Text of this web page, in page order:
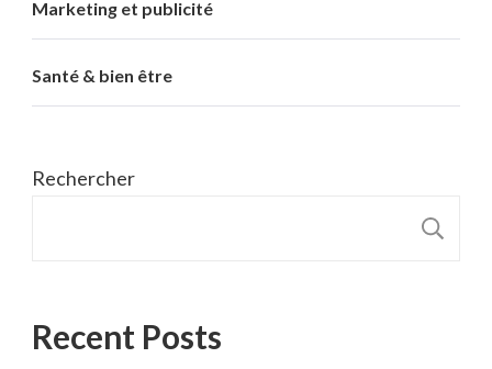
Marketing et publicité
Santé & bien être
Rechercher
Recent Posts